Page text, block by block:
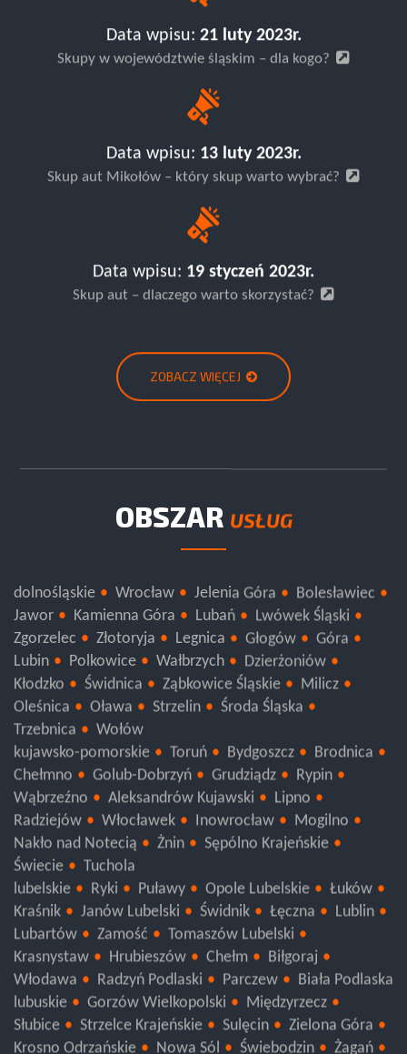
Data wpisu: 21 luty 2023r.
Skupy w województwie śląskim – dla kogo?
Data wpisu: 13 luty 2023r.
Skup aut Mikołów – który skup warto wybrać?
Data wpisu: 19 styczeń 2023r.
Skup aut – dlaczego warto skorzystać?
ZOBACZ WIĘCEJ
OBSZAR
dolnośląskie Wrocław Jelenia Góra
Bolesławiec
Jawor
Kamienna Góra Lubań
Lwówek Śląski
Zgorzelec
Złotoryja Legnica Głogów
Góra
Lubin
Polkowice Wałbrzych
Dzierżoniów
Kłodzko
Świdnica Ząbkowice Śląskie
Milicz
Oleśnica
Oława
Trzebnica
Wołów
kujawsko-pomorskie
Toruń Bydgoszcz
Brodnica
Chełmno
Golub-Dobrzyń Grudziądz
Rypin
Wąbrzeźno
Aleksandrów Kujawski
Lipno
Radziejów
Włocławek Inowrocław
Mogilno
Nakło nad Notecią
Świecie
Tuchola
lubelskie
Ryki Puławy Opole Lubelskie
Łuków
Kraśnik
Janów Lubelski Świdnik Łęczna
Lubartów
Zamość
Tomaszów Lubelski
Krasnystaw
Hrubieszów Chełm
Biłgoraj
Włodawa
Radzyń Podlaski Parczew
Biała Podlaska
lubuskie
Gorzów Wielkopolski
Międzyrzecz
Słubice
Strzelce Krajeńskie Sulęcin
Zielona Góra